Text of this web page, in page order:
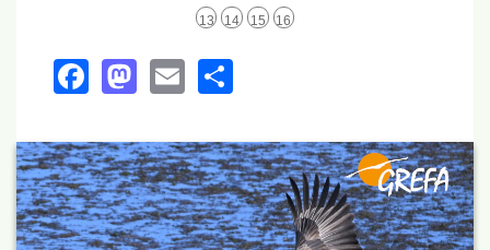
13 14 15 16
Facebook
Mastodon
Email